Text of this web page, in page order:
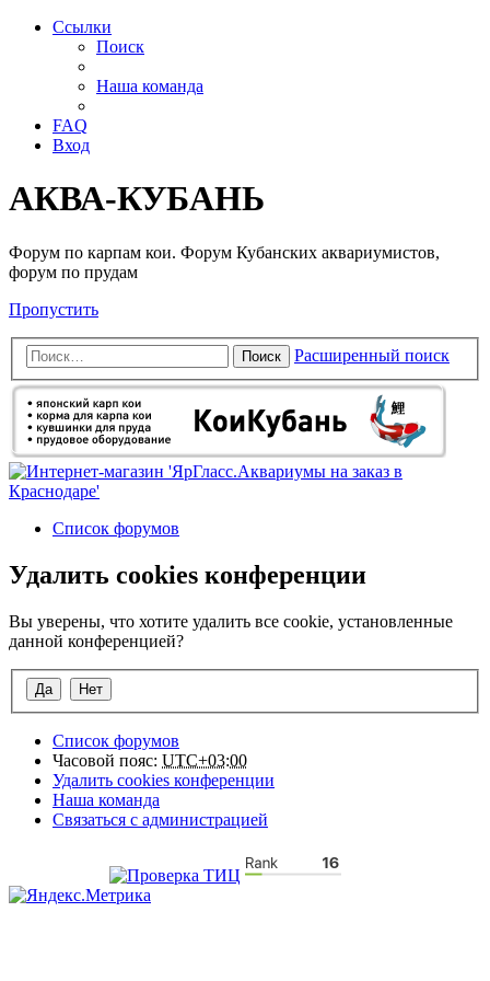
Ссылки
Поиск
Наша команда
FAQ
Вход
АКВА-КУБАНЬ
Форум по карпам кои. Форум Кубанских аквариумистов,
форум по прудам
Пропустить
Поиск Расширенный поиск
Список форумов
Удалить cookies конференции
Вы уверены, что хотите удалить все cookie, установленные
данной конференцией?
Список форумов
Часовой пояс: UTC+03:00
Удалить cookies конференции
Наша команда
Связаться с администрацией